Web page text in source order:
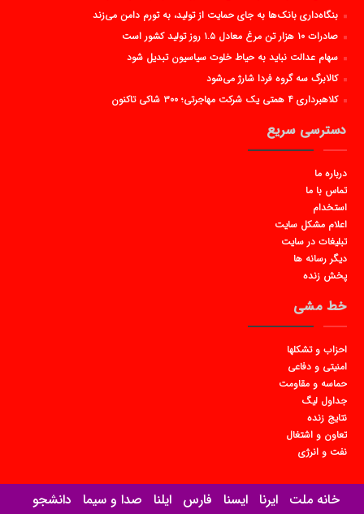
بنگاه‌داری بانک‌ها به جای حمایت از تولید، به تورم دامن می‌زند
صادرات ۱۰ هزار تن مرغ معادل ۱.۵ روز تولید کشور است
سهام عدالت نباید به حیاط خلوت سیاسیون تبدیل شود
کالابرگ سه گروه فردا شارژ می‌شود
کلاهبرداری ۴ همتی یک شرکت مهاجرتی؛ ۳۰۰ شاکی تاکنون
دسترسی سریع
درباره ما
تماس با ما
استخدام
اعلام مشکل سایت
تبلیغات در سایت
دیگر رسانه ها
پخش زنده
خط مشی
احزاب و تشکلها
امنیتی و دفاعی
حماسه و مقاومت
جداول لیگ
نتایج زنده
تعاون و اشتغال
نفت و انرژی
خانه ملت ایرنا ایسنا فارس ایلنا صدا و سیما دانشجو